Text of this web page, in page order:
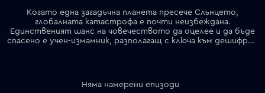
Когато една загадъчна планета пресече Слънцето,
глобалната катастрофа е почти неизбеждана.
Единственият шанс на човечеството да оцелее и да бъде
спасено е учен-измамник, разполагащ с ключа към дешифриране на символните знаци на апокалипсиса.
Няма намерени епизоди